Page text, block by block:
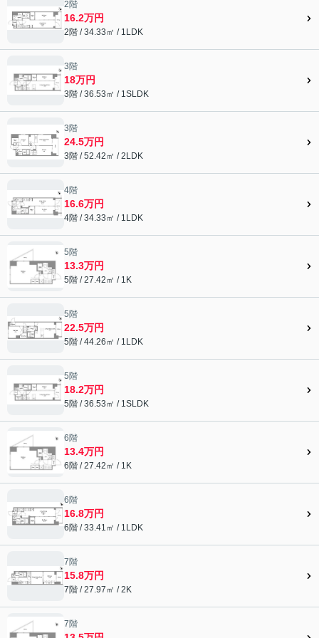
2階
16.2万円
2階 / 34.33㎡ / 1LDK
3階
18万円
3階 / 36.53㎡ / 1SLDK
3階
24.5万円
3階 / 52.42㎡ / 2LDK
4階
16.6万円
4階 / 34.33㎡ / 1LDK
5階
13.3万円
5階 / 27.42㎡ / 1K
5階
22.5万円
5階 / 44.26㎡ / 1LDK
5階
18.2万円
5階 / 36.53㎡ / 1SLDK
6階
13.4万円
6階 / 27.42㎡ / 1K
6階
16.8万円
6階 / 33.41㎡ / 1LDK
7階
15.8万円
7階 / 27.97㎡ / 2K
7階